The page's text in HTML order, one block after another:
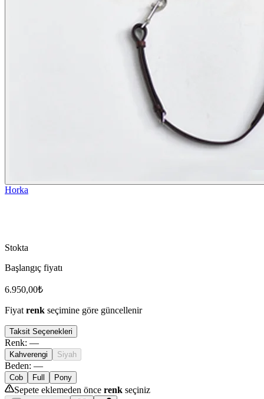
Horka
Stokta
Başlangıç fiyatı
6.950,00₺
Fiyat renk seçimine göre güncellenir
Taksit Seçenekleri
Renk: —
Kahverengi Siyah
Beden: —
Cob Full Pony
Sepete eklemeden önce renk seçiniz